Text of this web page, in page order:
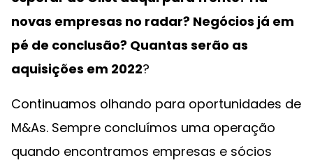
novas empresas no radar? Negócios já em
pé de conclusão? Quantas serão as
aquisições em 2022?
Continuamos olhando para oportunidades de
M&As. Sempre concluímos uma operação
quando encontramos empresas e sócios